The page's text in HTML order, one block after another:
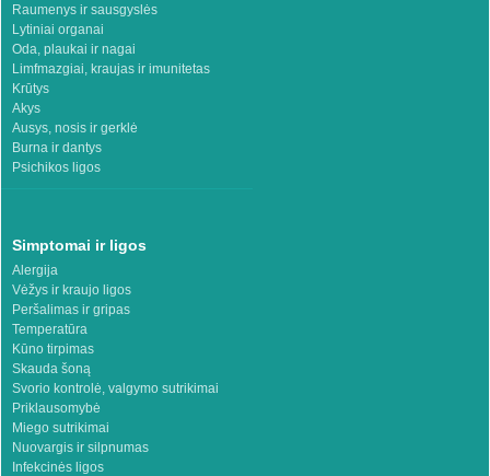
Raumenys ir sausgyslės
Lytiniai organai
Oda, plaukai ir nagai
Limfmazgiai, kraujas ir imunitetas
Krūtys
Akys
Ausys, nosis ir gerklė
Burna ir dantys
Psichikos ligos
Simptomai ir ligos
Alergija
Vėžys ir kraujo ligos
Peršalimas ir gripas
Temperatūra
Kūno tirpimas
Skauda šoną
Svorio kontrolė, valgymo sutrikimai
Priklausomybė
Miego sutrikimai
Nuovargis ir silpnumas
Infekcinės ligos